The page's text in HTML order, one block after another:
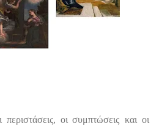
οι συμπτώσεις και οι